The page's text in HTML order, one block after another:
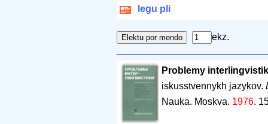
legu pli
ekz.
Problemy
iskusstvennykh jazykov.
Nauka. Moskva. 1976.